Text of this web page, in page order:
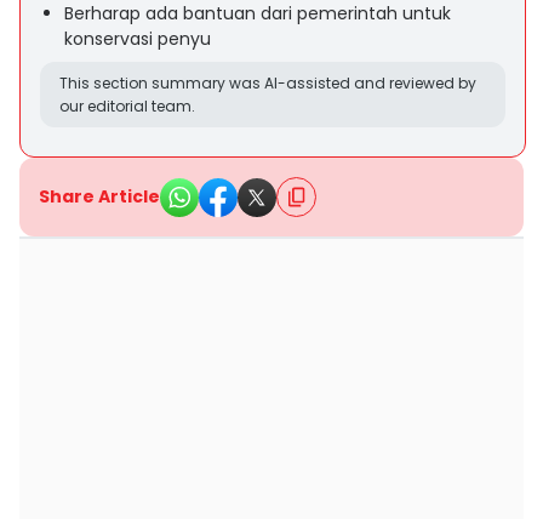
Berharap ada bantuan dari pemerintah untuk
konservasi penyu
This section summary was AI-assisted and reviewed by
our editorial team.
Share Article